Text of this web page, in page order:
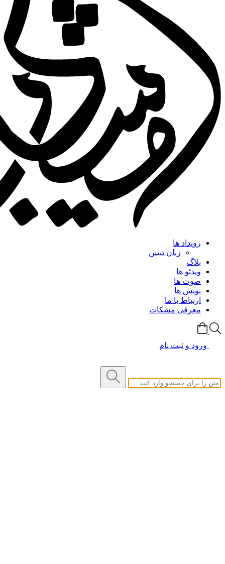
رویداد ها
زبان تبیین
بلاگ
ویدئو ها
صوت ها
پویش ها
ارتباط با ما
معرفی مشکات
ورود و ثبت نام